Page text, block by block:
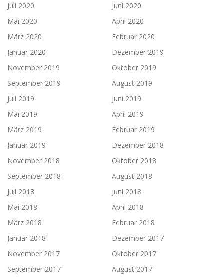
Juli 2020
Juni 2020
Mai 2020
April 2020
März 2020
Februar 2020
Januar 2020
Dezember 2019
November 2019
Oktober 2019
September 2019
August 2019
Juli 2019
Juni 2019
Mai 2019
April 2019
März 2019
Februar 2019
Januar 2019
Dezember 2018
November 2018
Oktober 2018
September 2018
August 2018
Juli 2018
Juni 2018
Mai 2018
April 2018
März 2018
Februar 2018
Januar 2018
Dezember 2017
November 2017
Oktober 2017
September 2017
August 2017